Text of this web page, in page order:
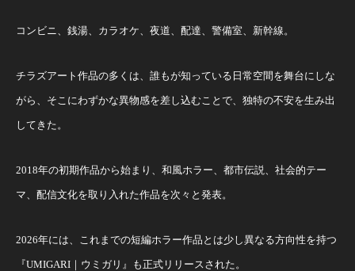
コンビニ、銭湯、カラオケ、夜道、配達、警備室、新幹線。
チラズアート作品の多くは、誰もが知っている日常空間を舞台にしな
がら、そこにわずかな異物感を差し込むことで、独特の不安を生み出
してきた。
2018年の初期作品から始まり、和風ホラー、都市伝説、社会的テー
マ、配信文化を取り入れた作品を次々と発表。
2026年には、これまでの短編ホラー作品とは少し異なる方向性を持つ
『UMIGARI｜ウミガリ』も正式リリースされた。